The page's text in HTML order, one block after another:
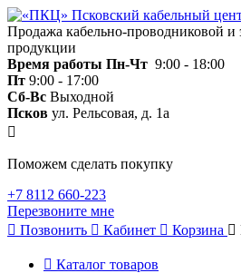
Продажа кабельно-проводниковой и
продукции
Время работы Пн-Чт 9:00 - 18:00
Пт 9:00 - 17:00
Сб-Вс Выходной
Псков ул. Рельсовая, д. 1а
Поможем сделать покупку
+7 8112 660-223
Перезвоните мне
Позвонить
Кабинет Корзина
Каталог товаров